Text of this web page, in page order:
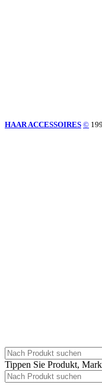
HAAR ACCESSOIRES ©
Tippen Sie Produkt,